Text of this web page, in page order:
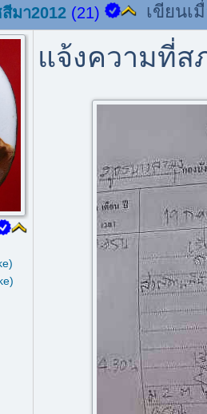
มา2012 (21) เขียนเ
แจ้งความที่ส